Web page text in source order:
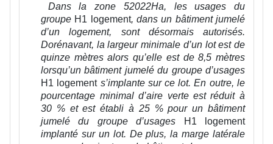
Dans la zone 52022Ha, les usages du
groupe H1 logement,dans un bâtiment jumelé
d’un logement, sont désormais autorisés.
Dorénavant, la largeur minimale d’un lot est de
quinze mètres alors qu’elle est de 8,5 mètres
lorsqu’un bâtiment jumelé du groupe d’usages
H1 logement s’implante sur ce lot. En outre, le
pourcentage minimal d’aire verte est réduit à
30 % et est établi à 25 % pour un bâtiment
jumelé du groupe d’usages
H1 logement
implanté sur un lot. De plus, la marge latérale